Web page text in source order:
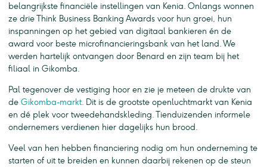
belangrijkste financiële instellingen van Kenia. Onlangs wonnen
ze drie Think Business Banking Awards voor hun groei, hun
inspanningen op het gebied van digitaal bankieren én de
award voor beste microfinancieringsbank van het land. We
werden hartelijk ontvangen door Benard en zijn team bij het
filiaal in Gikomba.
Pal tegenover de vestiging hoor en zie je meteen de drukte van
de Gikomba-markt. Dit is de grootste openluchtmarkt van Kenia
en dé plek voor tweedehandskleding. Tienduizenden informele
ondernemers verdienen hier dagelijks hun brood.
Veel van hen hebben financiering nodig om hun onderneming te
starten of uit te breiden en kunnen daarbij rekenen op de steun